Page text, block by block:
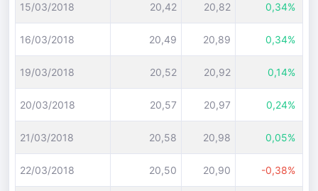
15/03/2018 20,42 20,82 0,34%
16/03/2018 20,49 20,89 0,34%
19/03/2018 20,52 20,92 0,14%
20/03/2018 20,57 20,97 0,24%
21/03/2018 20,58 20,98 0,05%
22/03/2018 20,50 20,90 -0,38%